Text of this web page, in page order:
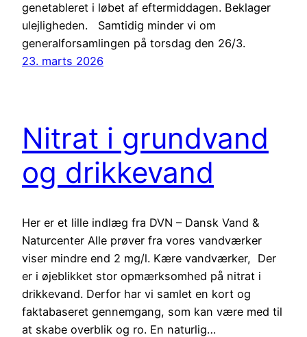
genetableret i løbet af eftermiddagen. Beklager
ulejligheden. Samtidig minder vi om
generalforsamlingen på torsdag den 26/3.
23. marts 2026
Nitrat i grundvand
og drikkevand
Her er et lille indlæg fra DVN – Dansk Vand &
Naturcenter Alle prøver fra vores vandværker
viser mindre end 2 mg/l. Kære vandværker, Der
er i øjeblikket stor opmærksomhed på nitrat i
drikkevand. Derfor har vi samlet en kort og
faktabaseret gennemgang, som kan være med til
at skabe overblik og ro. En naturlig…